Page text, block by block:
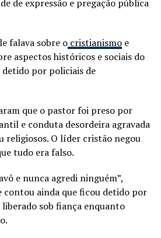
de expressão e pregação pública
falava sobre ocristianismoe
aspectos históricos e sociais do
por policiais de
que o pastor foi preso por
e conduta desordeira agravada
religiosos. O líder cristão negou
tudo era falso.
e nunca agredi ninguém”,
contou ainda que ficou detido por
liberado sob fiança enquanto